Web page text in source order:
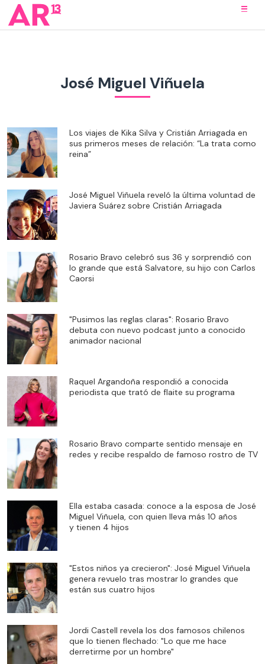
José Miguel Viñuela
Los viajes de Kika Silva y Cristián Arriagada en
sus primeros meses de relación: “La trata como
reina”
José Miguel Viñuela reveló la última voluntad de
Javiera Suárez sobre Cristián Arriagada
Rosario Bravo celebró sus 36 y sorprendió con
lo grande que está Salvatore, su hijo con Carlos
Caorsi
"Pusimos las reglas claras": Rosario Bravo
debuta con nuevo podcast junto a conocido
animador nacional
Raquel Argandoña respondió a conocida
periodista que trató de flaite su programa
Rosario Bravo comparte sentido mensaje en
redes y recibe respaldo de famoso rostro de TV
Ella estaba casada: conoce a la esposa de José
Miguel Viñuela, con quien lleva más 10 años
y tienen 4 hijos
"Estos niños ya crecieron": José Miguel Viñuela
genera revuelo tras mostrar lo grandes que
están sus cuatro hijos
Jordi Castell revela los dos famosos chilenos
que lo tienen flechado: "Lo que me hace
derretirme por un hombre"